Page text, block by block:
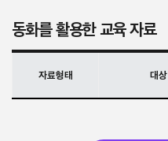
동화를 활용한 교육 자료
자료형태 대상